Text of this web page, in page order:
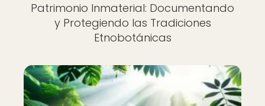
Patrimonio Inmaterial: Documentando
y Protegiendo las Tradiciones
Etnobotánicas